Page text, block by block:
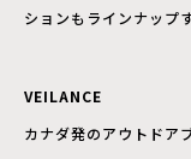
ションもラインナップす
VEILANCE
カナダ発のアウトドア